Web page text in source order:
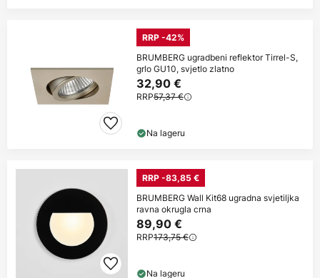
RRP -42%
BRUMBERG ugradbeni reflektor Tirrel-S,
grlo GU10, svjetlo zlatno
32,90 €
RRP57,37 €
Na lageru
RRP -83,85 €
BRUMBERG Wall Kit68 ugradna svjetiljka
ravna okrugla crna
89,90 €
RRP173,75 €
Na lageru